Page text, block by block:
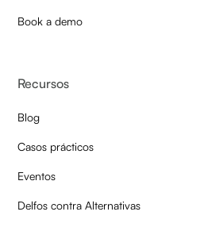
Book a demo
Recursos
Blog
Casos prácticos
Eventos
Delfos contra Alternativas